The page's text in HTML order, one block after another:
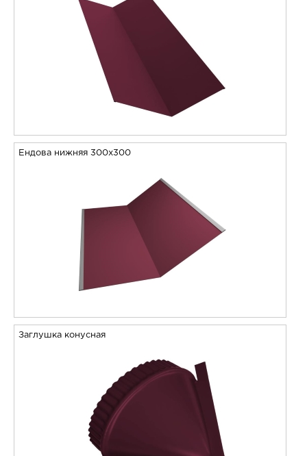
Ендова нижняя 300х300
Заглушка конусная